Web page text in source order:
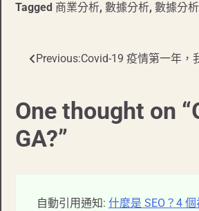
Tagged 商業分析, 數據分析, 數據分
文
導
覽
Previous:Covid-19 疫情第一年，
One thought on “
GA?”
自動引用通知: 什麼是 SEO？4